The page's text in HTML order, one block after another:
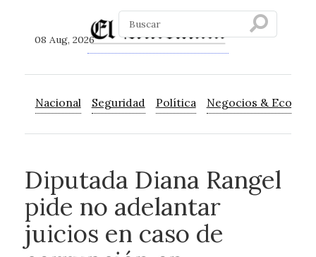
08 Aug, 2026
Nacional Seguridad Política Negocios &
Diputada Diana Rangel
pide no adelantar
juicios en caso de